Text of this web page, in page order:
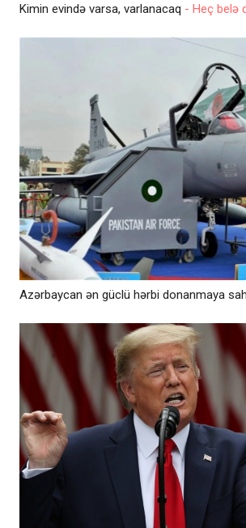
Kimin evində varsa, varlanacaq - Heç belə
Azərbaycan ən güclü hərbi donanmaya